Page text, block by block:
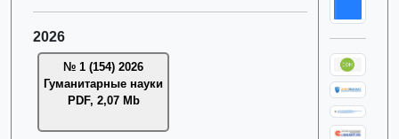
2026
№ 1 (154) 2026
Гуманитарные науки
PDF, 2,07 Mb